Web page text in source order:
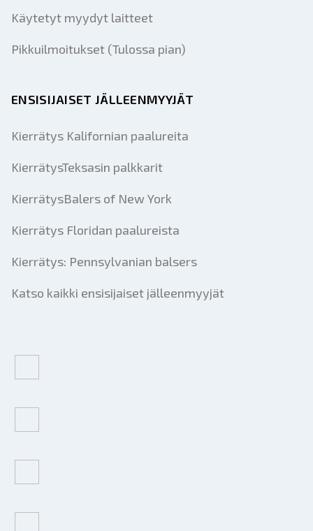
Käytetyt myydyt laitteet
Pikkuilmoitukset (Tulossa pian)
ENSISIJAISET JÄLLEENMYYJÄT
Kierrätys Kalifornian paalureita
KierrätysTeksasin palkkarit
KierrätysBalers of New York
Kierrätys Floridan paalureista
Kierrätys: Pennsylvanian balsers
Katso kaikki ensisijaiset jälleenmyyjät